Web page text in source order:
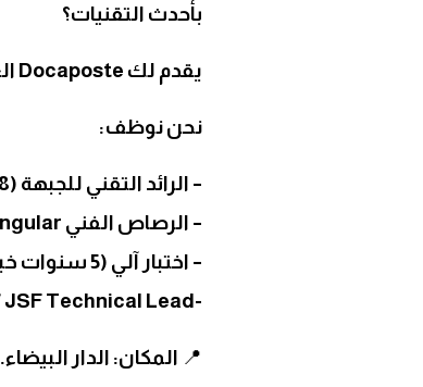
بأحدث التقنيات؟
يقدم لك Docaposte العديد من الفرص
نحن نوظف:
– الرائد التقني للجبهة (8 سنوات خبرة كحد أدنى).
– الرصاص الفني Full Stack Java / Angular (خبرة 8 سنوات كحد أدنى).
– اختبار آلي (5 سنوات خبرة على الأقل).
-JEE / JSF Technical Lead (8 سنوات خبرة كحد أدنى).
📍 المكان: الدار البيضاء.